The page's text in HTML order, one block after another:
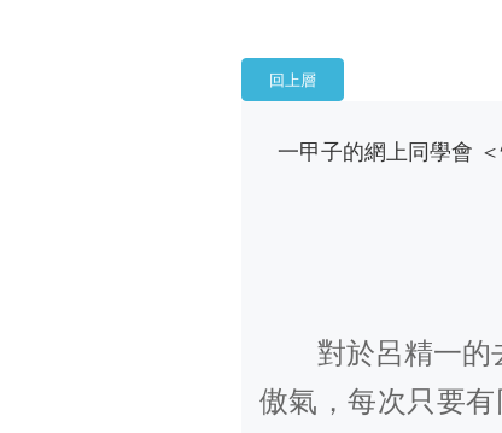
回上層
一甲子的網上同學會
對於呂精一的
傲氣，每次只要